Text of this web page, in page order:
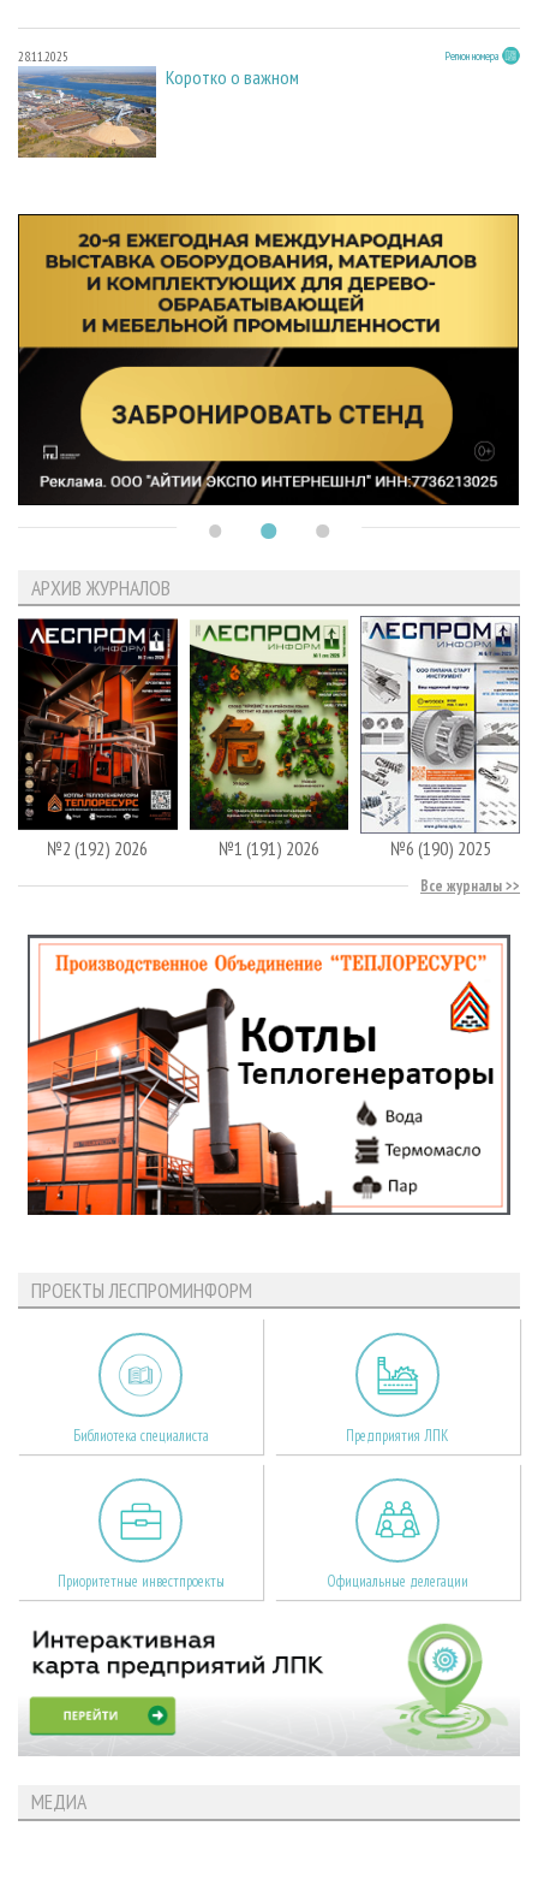
28.11.2025 Регион номера
Коротко о важном
АРХИВ ЖУРНАЛОВ
№2 (192) 2026 №1 (191) 2026 №6 (190) 2025
Все журналы
ПРОЕКТЫ ЛЕСПРОМИНФОРМ
Библиотека специалиста Предприятия ЛПК
Приоритетные инвестпроекты Официальные делегации
МЕДИА